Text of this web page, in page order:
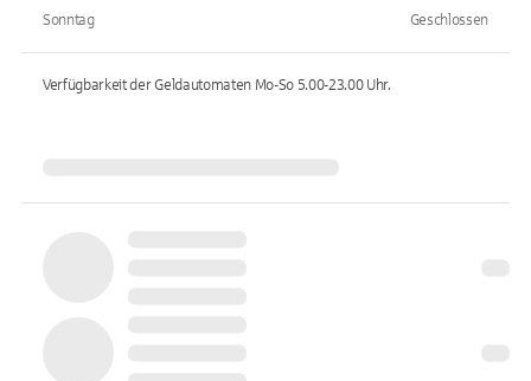
Sonntag Geschlossen
Verfügbarkeit der Geldautomaten Mo-So 5.00-23.00Uhr.